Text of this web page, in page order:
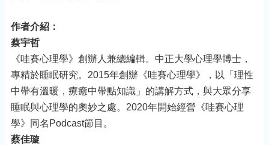
作者介紹：
蔡宇哲
《哇賽心理學》創辦人兼總編輯。中正大學心理學博士，
專精於睡眠研究。2015年創辦《哇賽心理學》，以「理性
中帶有溫暖，療癒中帶點知識」的講解方式，與大眾分享
睡眠與心理學的奧妙之處。2020年開始經營《哇賽心理
學》同名Podcast節目。
蔡佳璇